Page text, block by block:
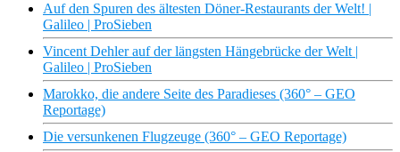
Auf den Spuren des ältesten Döner-Restaurants der Welt! |
Galileo | ProSieben
Vincent Dehler auf der längsten Hängebrücke der Welt |
Galileo | ProSieben
Marokko, die andere Seite des Paradieses (360° – GEO
Reportage)
Die versunkenen Flugzeuge (360° – GEO Reportage)